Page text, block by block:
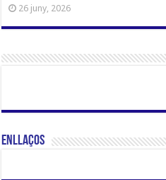
26 juny, 2026
Enllaços